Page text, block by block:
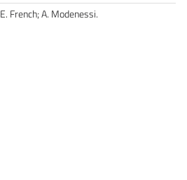
E. French; A. Modenessi.